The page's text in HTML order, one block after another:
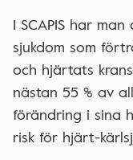
I SCAPIS har
sjukdom som
och hjärtats
nästan 55 % av
förändring i sina
risk för hjärt-